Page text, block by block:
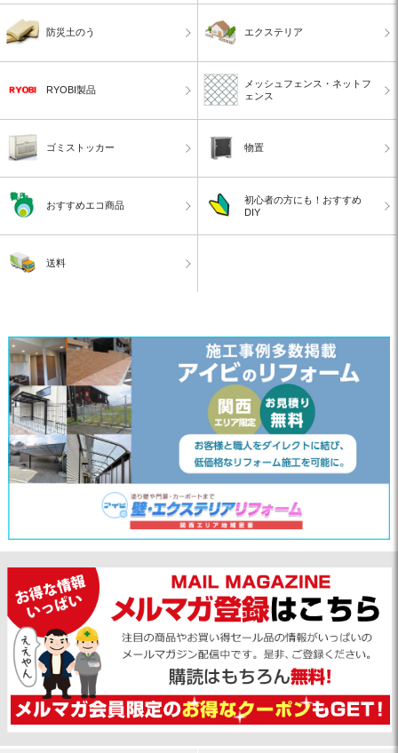
防災土のう エクステリア
RYOBI製品
メッシュフェンス・ネットフ
ェンス
ゴミストッカー 物置
おすすめエコ商品
初心者の方にも！おすすめ
DIY
送料